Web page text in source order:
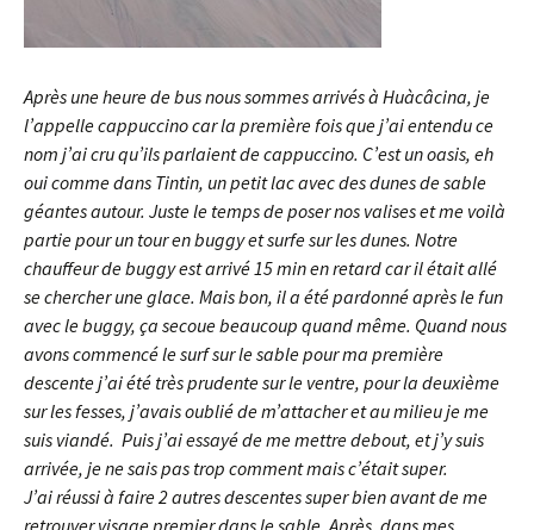
Après une heure de bus nous sommes arrivés à Huàcâcina, je
l’appelle cappuccino car la première fois que j’ai entendu ce
nom j’ai cru qu’ils parlaient de cappuccino. C’est un oasis, eh
oui comme dans Tintin, un petit lac avec des dunes de sable
géantes autour. Juste le temps de poser nos valises et me voilà
partie pour un tour en buggy et surfe sur les dunes. Notre
chauffeur de buggy est arrivé 15 min en retard car il était allé
se chercher une glace. Mais bon, il a été pardonné après le fun
avec le buggy, ça secoue beaucoup quand même. Quand nous
avons commencé le surf sur le sable pour ma première
descente j’ai été très prudente sur le ventre, pour la deuxième
sur les fesses, j’avais oublié de m’attacher et aumilieu je me
suis viandé. Puis j’ai essayé de me mettre debout, et j’y suis
arrivée, je ne sais pas trop comment mais c’était super.
J’ai réussi à faire 2 autres descentes super bien avant de me